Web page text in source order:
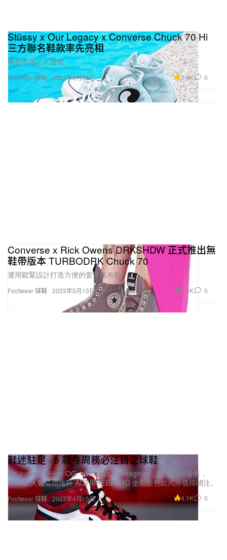
Footwear 球鞋
Stüssy x Our Legacy x Converse Chuck 70 Hi
三方聯名鞋款率先亮相
將在本周正式發售。
2023年6月29日 2.4K 0
Footwear 球鞋
Converse x Rick Owens DRKSHDW 正式推出無
鞋帶版本 TURBODRK Chuck 70
運用鬆緊設計打造方便的套穿帆布鞋。
2023年5月13日 1.4K 0
Footwear 球鞋
鞋迷駐足 · 5 款今周務必注目之球鞋
Air Jordan 1 High OG「Chicago Reimagined」有望回歸發售，
ASICS 人氣立體拖鞋 ACTIBREEZE 3D 全新藍色款式亦值得關注。
2023年4月15日 4.1K 0